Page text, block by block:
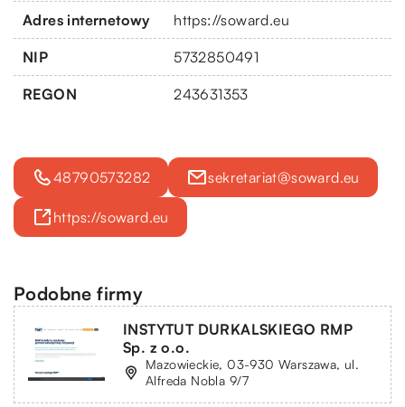
Adres internetowy https://soward.eu
NIP 5732850491
REGON 243631353
48790573282 sekretariat@soward.eu
https://soward.eu
Podobne firmy
INSTYTUT DURKALSKIEGO RMP
Sp. z o.o.
Mazowieckie, 03-930 Warszawa, ul.
Alfreda Nobla 9/7